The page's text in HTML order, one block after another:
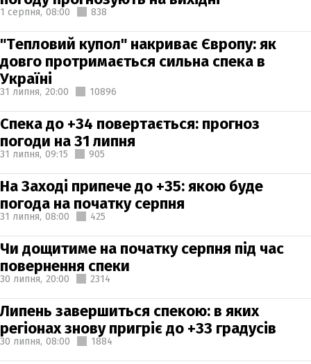
1 серпня, 08:00 838
"Тепловий купол" накриває Європу: як
довго протримається сильна спека в
Україні
31 липня, 20:00 10896
Спека до +34 повертається: прогноз
погоди на 31 липня
31 липня, 09:15 905
На Заході припече до +35: якою буде
погода на початку серпня
31 липня, 08:00 425
Чи дощитиме на початку серпня під час
повернення спеки
30 липня, 20:00 2314
Липень завершиться спекою: в яких
регіонах знову пригріє до +33 градусів
30 липня, 08:00 1884